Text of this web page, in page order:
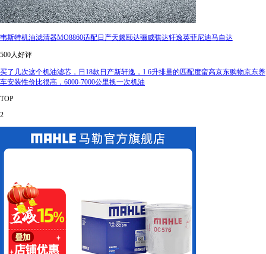
韦斯特机油滤清器MO8860适配日产天籁颐达骊威骐达轩逸英菲尼迪马自达
500人好评
买了几次这个机油滤芯，日18款日产新轩逸，1.6升排量的匹配度蛮高京东购物京东养
车安装性价比很高，6000-7000公里换一次机油
TOP
2